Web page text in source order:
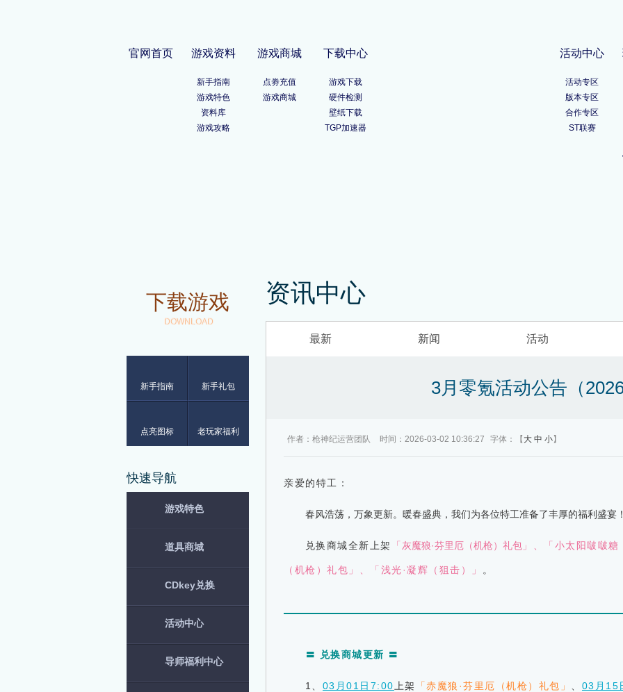
官网首页 游戏资料
新手指南
游戏特色
资料库
游戏攻略
游戏商城
点劵充值
游戏商城
下载中心
游戏下载
硬件检测
壁纸下载
TGP加速器
活动中心
活动专区
版本专区
合作专区
ST联赛
下载游戏
DOWNLOAD
新手指南 新手礼包
点亮图标 老玩家福利
快速导航
游戏特色
道具商城
CDkey兑换
活动中心
导师福利中心
资讯中心
最新 新闻 活动
3月零氪活动公告（2026
作者：枪神纪运营团队 时间：2026-03-02 10:36:27 字体：【 大 中 小】
亲爱的特工：
春风浩荡，万象更新。暖春盛典，我们为各位特工准备了丰厚的福利盛宴！
兑换商城全新上架 「 灰魔狼·芬里厄（机枪）礼包 」 「小太阳啵啵糖
（机枪）礼包」 「浅光·凝辉（狙击）」 。
〓 兑换商城更新 〓
1、 03月01日7:00 上架 「赤魔狼·芬里厄（机枪）礼包」 03月15